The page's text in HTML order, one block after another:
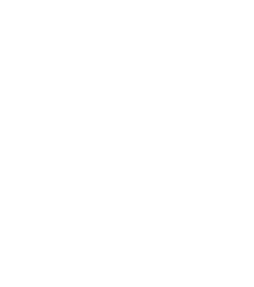
La Diputación de
trabaja en un
traslado del centro